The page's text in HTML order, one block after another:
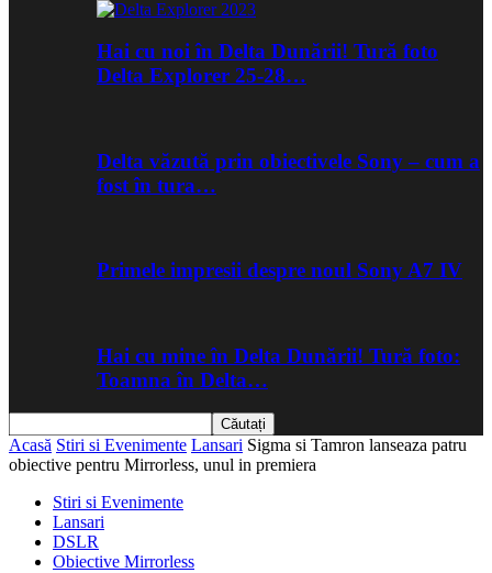
Hai cu noi în Delta Dunării! Tură foto
Delta Explorer 25-28…
Delta văzută prin obiectivele Sony – cum a
fost în tura…
Primele impresii despre noul Sony A7 IV
Hai cu mine în Delta Dunării! Tură foto:
Toamna în Delta…
Acasă Stiri si Evenimente Lansari Sigma si Tamron lanseaza patru
obiective pentru Mirrorless, unul in premiera
Stiri si Evenimente
Lansari
DSLR
Obiective Mirrorless